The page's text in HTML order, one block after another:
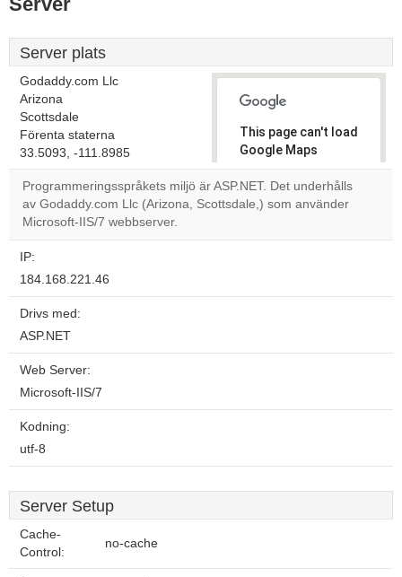
Server plats
Godaddy.com Llc
Arizona
Scottsdale
Förenta staterna
33.5093, -111.8985
This page can't load
Google Maps
correctly.
Do you
Programmeringsspråkets miljö är ASP.NET. Det underhålls
av Godaddy.com Llc (Arizona, Scottsdale,) som använder
Microsoft-IIS/7 webbserver.
IP:
184.168.221.46
Drivs med:
ASP.NET
Web Server:
Microsoft-IIS/7
Kodning:
utf-8
Server Setup
Cache-
Control:
no-cache